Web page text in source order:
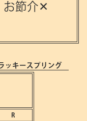
お節介✕
ッキースプリング
R